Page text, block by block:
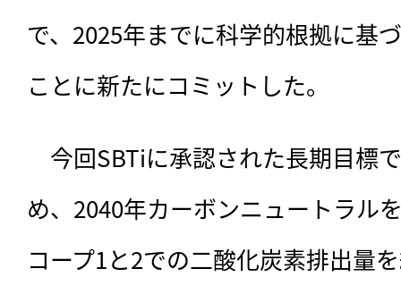
で、2025年までに科学的根拠に基
ことに新たにコミットした。
今回SBTiに承認された長期目標
め、2040年カーボンニュートラル
コープ1と2での二酸化炭素排出量